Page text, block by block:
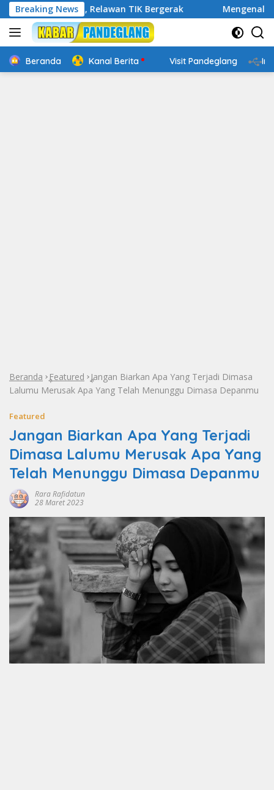
Langsung
ke
konten
Breaking News
Relawan TIK Bergerak Mengenal Website
Beranda Kanal Berita Visit Pandeglang
Beranda »Featured »Jangan Biarkan Apa Yang Terjadi Dimasa
Lalumu Merusak Apa Yang Telah Menunggu Dimasa Depanmu
Featured
Jangan Biarkan Apa Yang Terjadi
Dimasa Lalumu Merusak Apa Yang
Telah Menunggu Dimasa Depanmu
Rara Rafidatun
28 Maret 2023